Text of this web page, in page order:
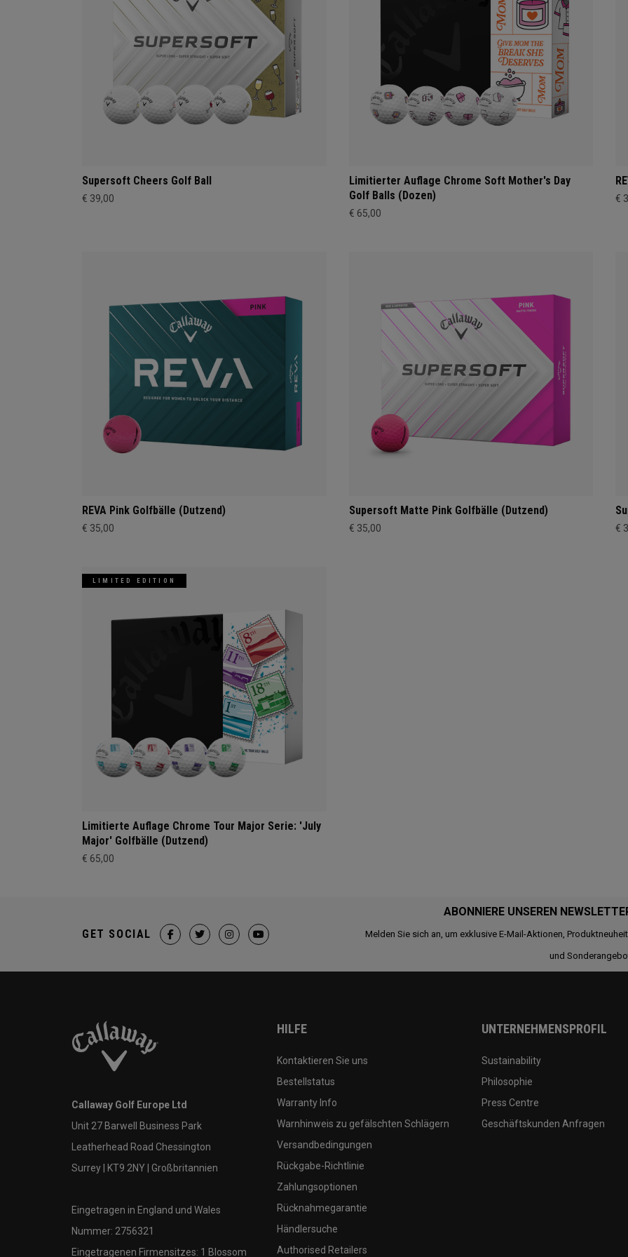
Supersoft Cheers Golf Ball
€ 39,00
Limitierter Auflage Chrome Soft Mother's Day
Golf Balls (Dozen)
€ 65,00
€
REVA Pink Golfbälle (Dutzend)
€ 35,00
Supersoft Matte Pink Golfbälle (Dutzend)
€ 35,00 €
LIMITED EDITION
Limitierte Auflage Chrome Tour Major Serie: 'July
Major' Golfbälle (Dutzend)
€ 65,00
ABONNIERE UNSEREN
Melden Sie sich an, um exklusive E-Mail-Aktionen,
und
GET SOCIAL
Callaway Golf Europe Ltd
Unit 27 Barwell Business Park
Leatherhead Road Chessington
Surrey | KT9 2NY | Großbritannien
Eingetragen in England und Wales
Nummer: 2756321
Eingetragenen Firmensitzes: 1 Blossom
HILFE
Kontaktieren Sie uns
Bestellstatus
Warranty Info
Warnhinweis zu gefälschten Schlägern
Versandbedingungen
Rückgabe-Richtlinie
Zahlungsoptionen
Rücknahmegarantie
Händlersuche
Authorised Retailers
UNTERNEHMENSPROFIL
Sustainability
Philosophie
Press Centre
Geschäftskunden Anfragen